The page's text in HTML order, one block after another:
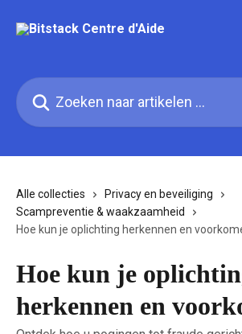
Zoeken naar artikelen ...
Alle collecties
Privacy en beveiliging
Scampreventie & waakzaamheid
Hoe kun je oplichting herkennen en
Hoe kun je
herkennen en